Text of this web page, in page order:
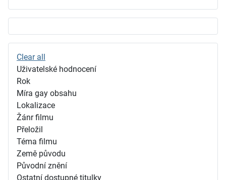
Clear all
Uživatelské hodnocení
Rok
Míra gay obsahu
Lokalizace
Žánr filmu
Přeložil
Téma filmu
Země původu
Původní znění
Ostatní dostupné titulky